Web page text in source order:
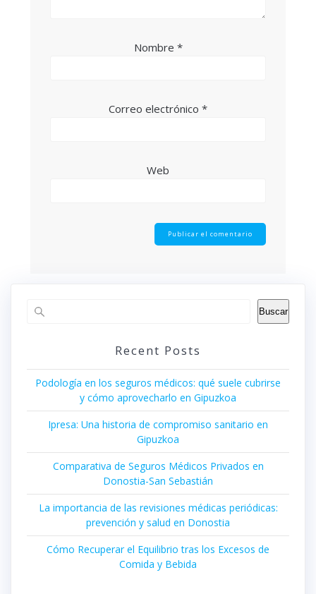
Nombre *
Correo electrónico *
Web
Buscar
Recent Posts
Podología en los seguros médicos: qué suele cubrirse
y cómo aprovecharlo en Gipuzkoa
Ipresa: Una historia de compromiso sanitario en
Gipuzkoa
Comparativa de Seguros Médicos Privados en
Donostia-San Sebastián
La importancia de las revisiones médicas periódicas:
prevención y salud en Donostia
Cómo Recuperar el Equilibrio tras los Excesos de
Comida y Bebida